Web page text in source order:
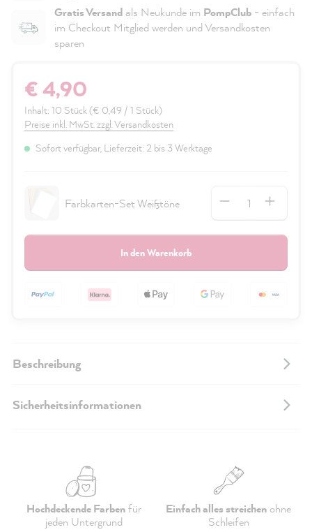
Gratis Versandals Neukunde im PompClub - einfach
im Checkout Mitglied werden und Versandkosten
sparen
€ 4,90
Inhalt: 10 Stück(€ 0,49 / 1 Stück)
Preise inkl. MwSt. zzgl. Versandkosten
Sofort verfügbar, Lieferzeit: 2 bis 3 Werktage
Farbkarten-Set Weißtöne
In den Warenkorb
Beschreibung
Sicherheitsinformationen
Hochdeckende Farbenfür
jeden Untergrund
Einfach alles streichen ohne
Schleifen